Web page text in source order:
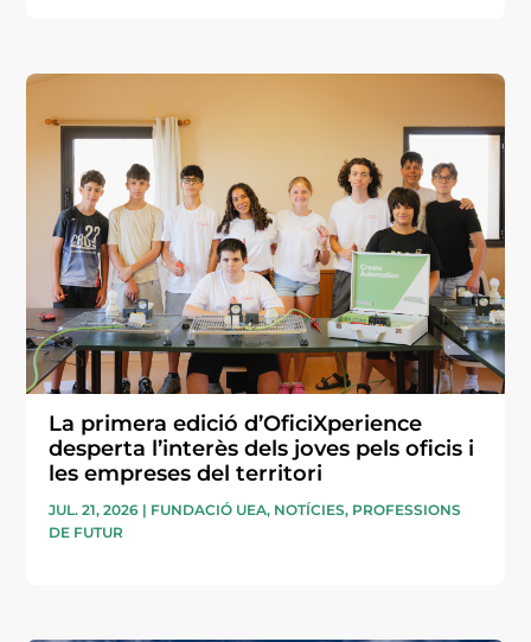
La primera edició d’OficiXperience
desperta l’interès dels joves pels oficis i
les empreses del territori
JUL. 21, 2026 | FUNDACIÓ UEA, NOTÍCIES, PROFESSIONS
DE FUTUR